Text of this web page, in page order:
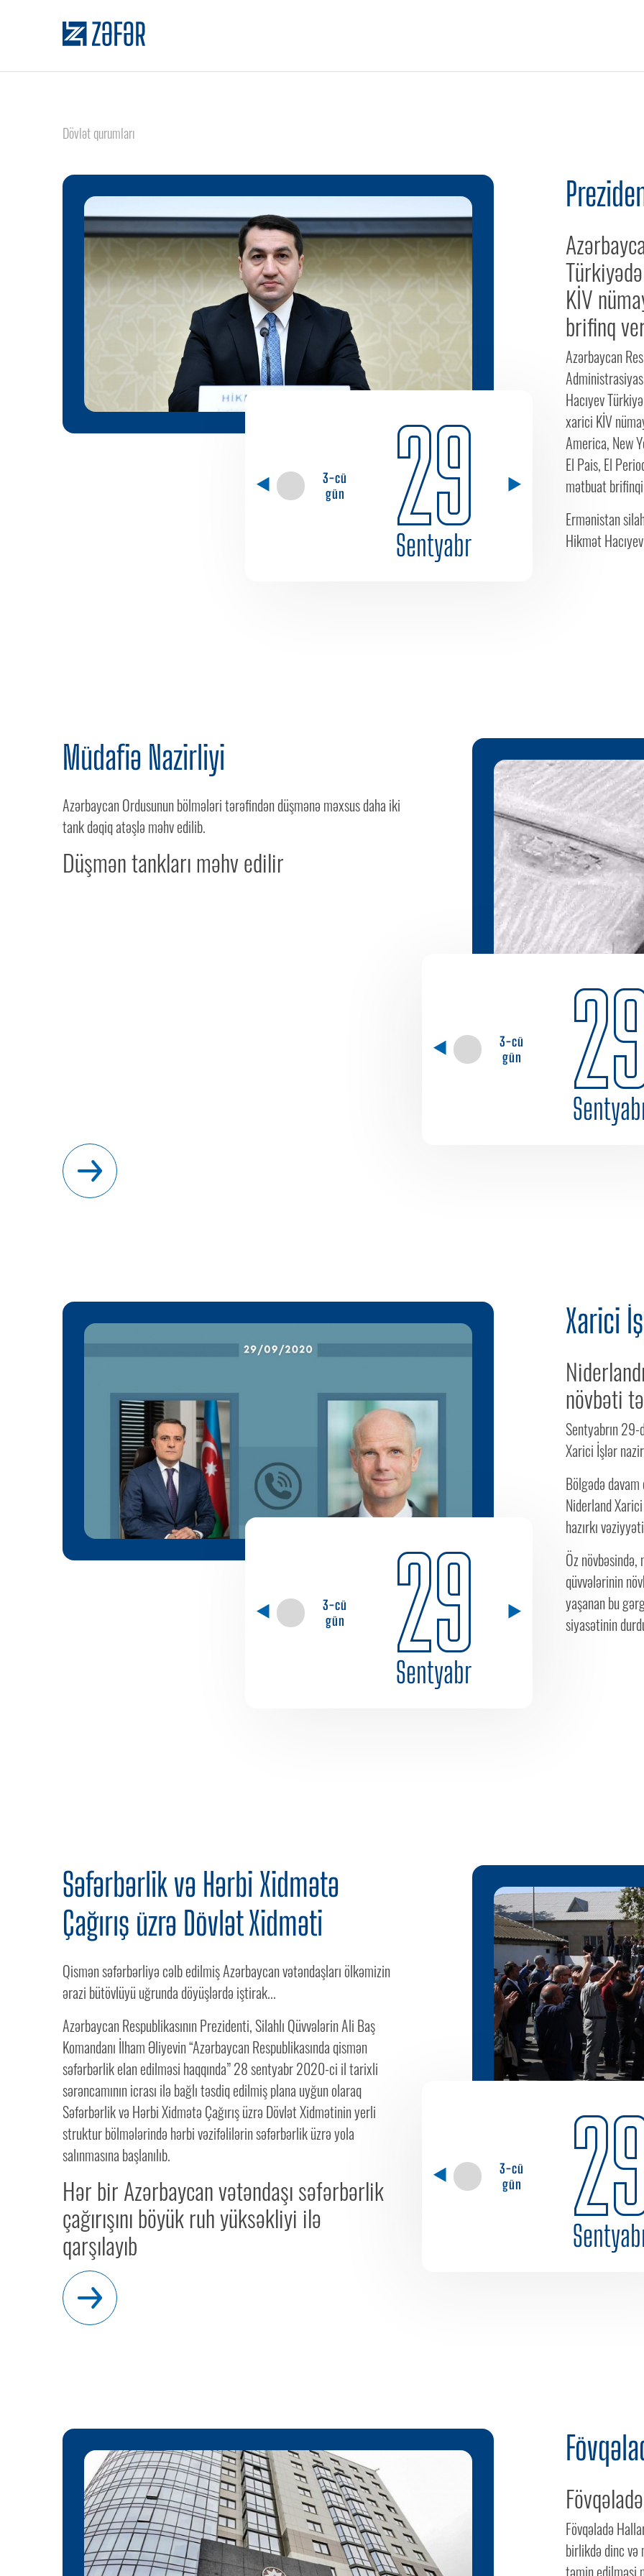
Dövlət qurumları
3-cü
gün
29
Sentyabr
KİV
brifinq
Azərbaycan
Hacıyev
xarici KİV
America, New
El Pais, El
mətbuat
Ermənistan
Hikmət
3-cü
gün
Müdafiə Nazirliyi
Düşmən tankları məhv edilir
Azərbaycan Ordusunun bölmələri tərəfindən düşmənə məxsus daha iki
tank dəqiq atəşlə məhv edilib.
3-cü
gün
29
Sentyabr
Xarici
növbəti
Sentyabrın
Xarici İşlər
Bölgədə
Niderland
hazırkı
Öz növbəsində,
qüvvələrinin
yaşanan bu
siyasətinin
3-cü
gün
Səfərbərlik və Hərbi Xidmətə
Çağırış üzrə Dövlət Xidməti
Hər bir Azərbaycan vətəndaşı səfərbərlik
çağırışını böyük ruh yüksəkliyi ilə
qarşılayıb
Azərbaycan Respublikasının Prezidenti, Silahlı Qüvvələrin Ali Baş
Komandanı İlham Əliyevin “Azərbaycan Respublikasında qismən
səfərbərlik elan edilməsi haqqında” 28 sentyabr 2020-ci il tarixli
sərəncamının icrası ilə bağlı təsdiq edilmiş plana uyğun olaraq
Səfərbərlik və Hərbi Xidmətə Çağırış üzrə Dövlət Xidmətinin yerli
struktur bölmələrində hərbi vəzifəlilərin səfərbərlik üzrə yola
salınmasına başlanılıb.
Qismən səfərbərliyə cəlb edilmiş Azərbaycan vətəndaşları ölkəmizin
ərazi bütövlüyü uğrunda döyüşlərdə iştirak...
Fövqəladə
birlikdə dinc və
təmin edilməsi